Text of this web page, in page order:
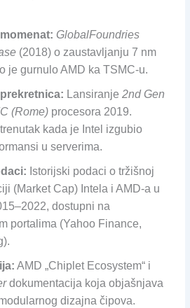
GlobalFoundries
(2018) o zaustavljanju 7 nm
je gurnulo AMD ka TSMC-u.
Lansiranje 2nd Gen
(Rome)procesora 2019.
kada je Intel izgubio
u serverima.
Istorijski podaci o tržišnoj
(Market Cap) Intela i AMD-a u
dostupni na
portalima (Yahoo Finance,
AMD „Chiplet Ecosystem“ i
dokumentacija koja objašnjava
dizajna čipova.